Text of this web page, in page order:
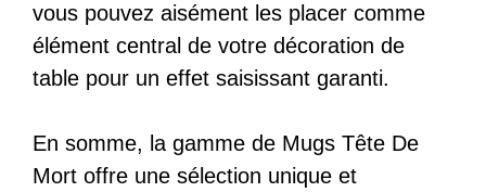
vous pouvez aisément les placer comme
élément central de votre décoration de
table pour un effet saisissant garanti.
En somme, la gamme de Mugs Tête De
Mort offre une sélection unique et